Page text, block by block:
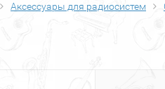
Аксессуары для радиосистем